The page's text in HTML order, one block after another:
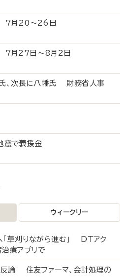
月20～26日
7月27日～8月2日
、次長に八幡氏 財務省人事
震で義援金
ウィークリー
草刈りながら進む」 DTアク
治療アプリで
反論 住友ファーマ、会計処理の